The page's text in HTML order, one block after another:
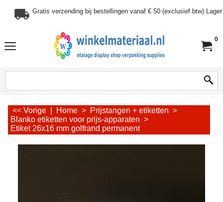
Gratis verzending bij bestellingen vanaf € 50 (exclusief btw)
0
<< Vorige Home > Prijstangen + etiketten >
Blanko etiketten voor prijs-apparaten >
Etiket 26x16 mm golfrand permanent